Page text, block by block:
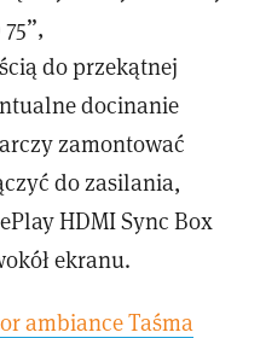
do przekątnej
docinanie
zamontować
do zasilania,
HDMI Sync Box
ekranu.
ambiance Taśma